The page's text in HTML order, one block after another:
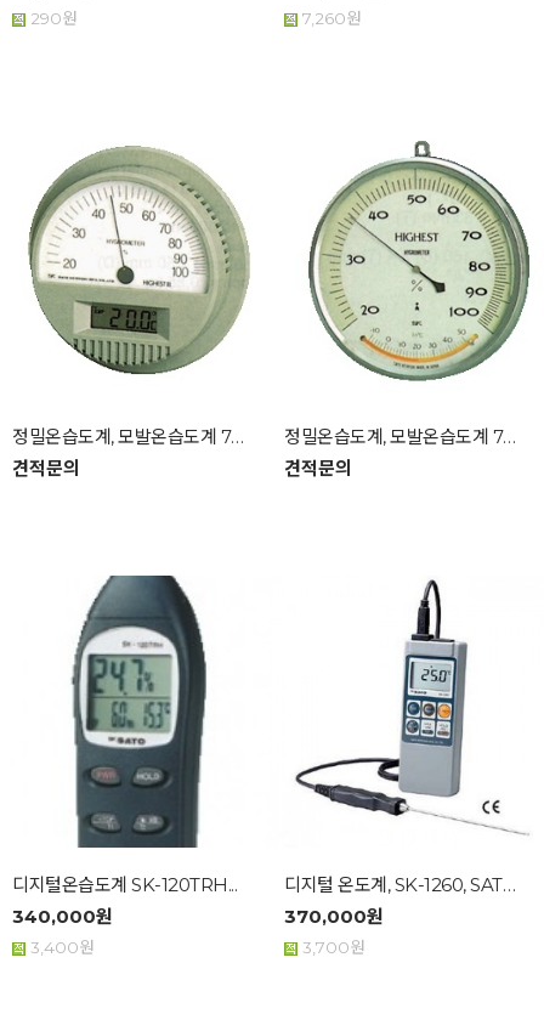
290원 7,260원
정밀온습도계, 모발온습도계 7542(HIGHEST ...
견적문의
정밀온습도계, 모발온습도계 7540 ...
견적문의
디지털온습도계 SK-120TRH...
340,000원
3,400원
디지털 온도계, SK-1260, SATO...
370,000원
3,700원